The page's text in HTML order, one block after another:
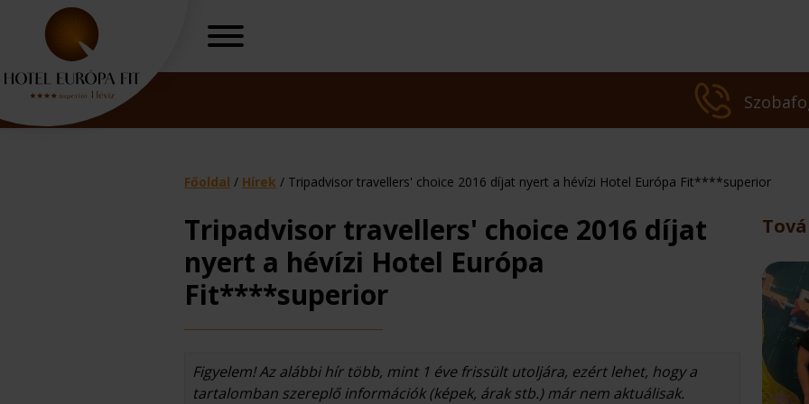
Nőgyógyászati kezelések Bőrgyógyászati
Főoldal / Hírek / Tripadvisor travellers' choice 2016 díjat nyert a hévízi Hotel Európa Fit****superior
Tripadvisor travellers' choice 2016 díjat
nyert a hévízi Hotel Európa
Fit****superior
Figyelem! Az alábbi hír több, mint 1 éve frissült utoljára, ezért lehet, hogy a
tartalomban szereplő információk (képek, árak stb.) már nem aktuálisak.